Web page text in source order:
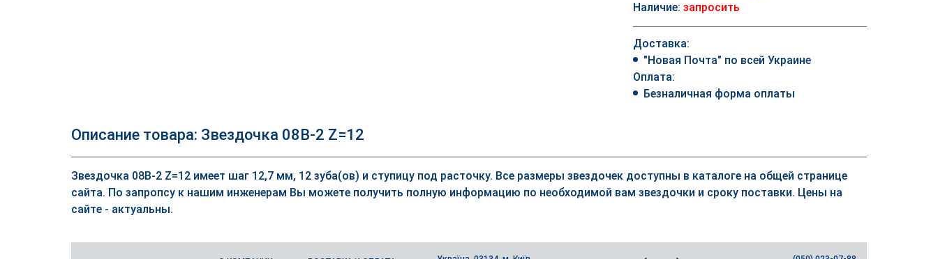
Наличие: запросить
Доставка:
"Новая Почта" по всей Украине
Оплата:
Безналичная форма оплаты
Описание товара: Звездочка 08B-2 Z=12
Звездочка 08B-2 Z=12 имеет шаг 12,7 мм, 12 зуба(ов) и ступицу под расточку. Все размеры звездочек доступны в каталоге на общей странице
сайта. По запропсу к нашим инженерам Вы можете получить полную информацию по необходимой вам звездочки и сроку поставки. Цены на
сайте - актуальны.